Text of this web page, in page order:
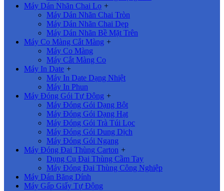
Máy Dán Nhãn Chai Lọ +
Máy Dán Nhãn Chai Tròn
Máy Dán Nhãn Chai Dẹp
Máy Dán Nhãn Bề Mặt Trên
Máy Co Màng Cắt Màng +
Máy Co Màng
Máy Cắt Màng Co
Máy In Date +
Máy In Date Dạng Nhiệt
Máy In Phun
Máy Đóng Gói Tự Động +
Máy Đóng Gói Dạng Bột
Máy Đóng Gói Dạng Hạt
Máy Đóng Gói Trà Túi Lọc
Máy Đóng Gói Dung Dịch
Máy Đóng Gói Ngang
Máy Đóng Đai Thùng Carton +
Dụng Cụ Đai Thùng Cầm Tay
Máy Đóng Đai Thùng Công Nghiệp
Máy Dán Băng Dính
Máy Gấp Giấy Tự Động